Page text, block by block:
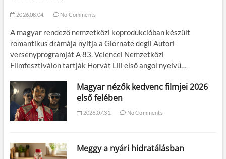
2026.08.04. No Comments
A magyar rendező nemzetközi koprodukcióban készült
romantikus drámája nyitja a Giornate degli Autori
versenyprogramját A 83. Velencei Nemzetközi
Filmfesztiválon tartják Horvát Lili első angol nyelvű…
Magyar nézők kedvenc filmjei 2026
első felében
2026.07.31. No Comments
Meggy a nyári hidratálásban